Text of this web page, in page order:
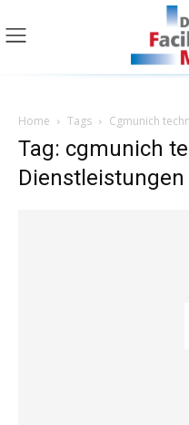
Home Tags Cgmunich
Tag: cgmunich
Dienstleistungen